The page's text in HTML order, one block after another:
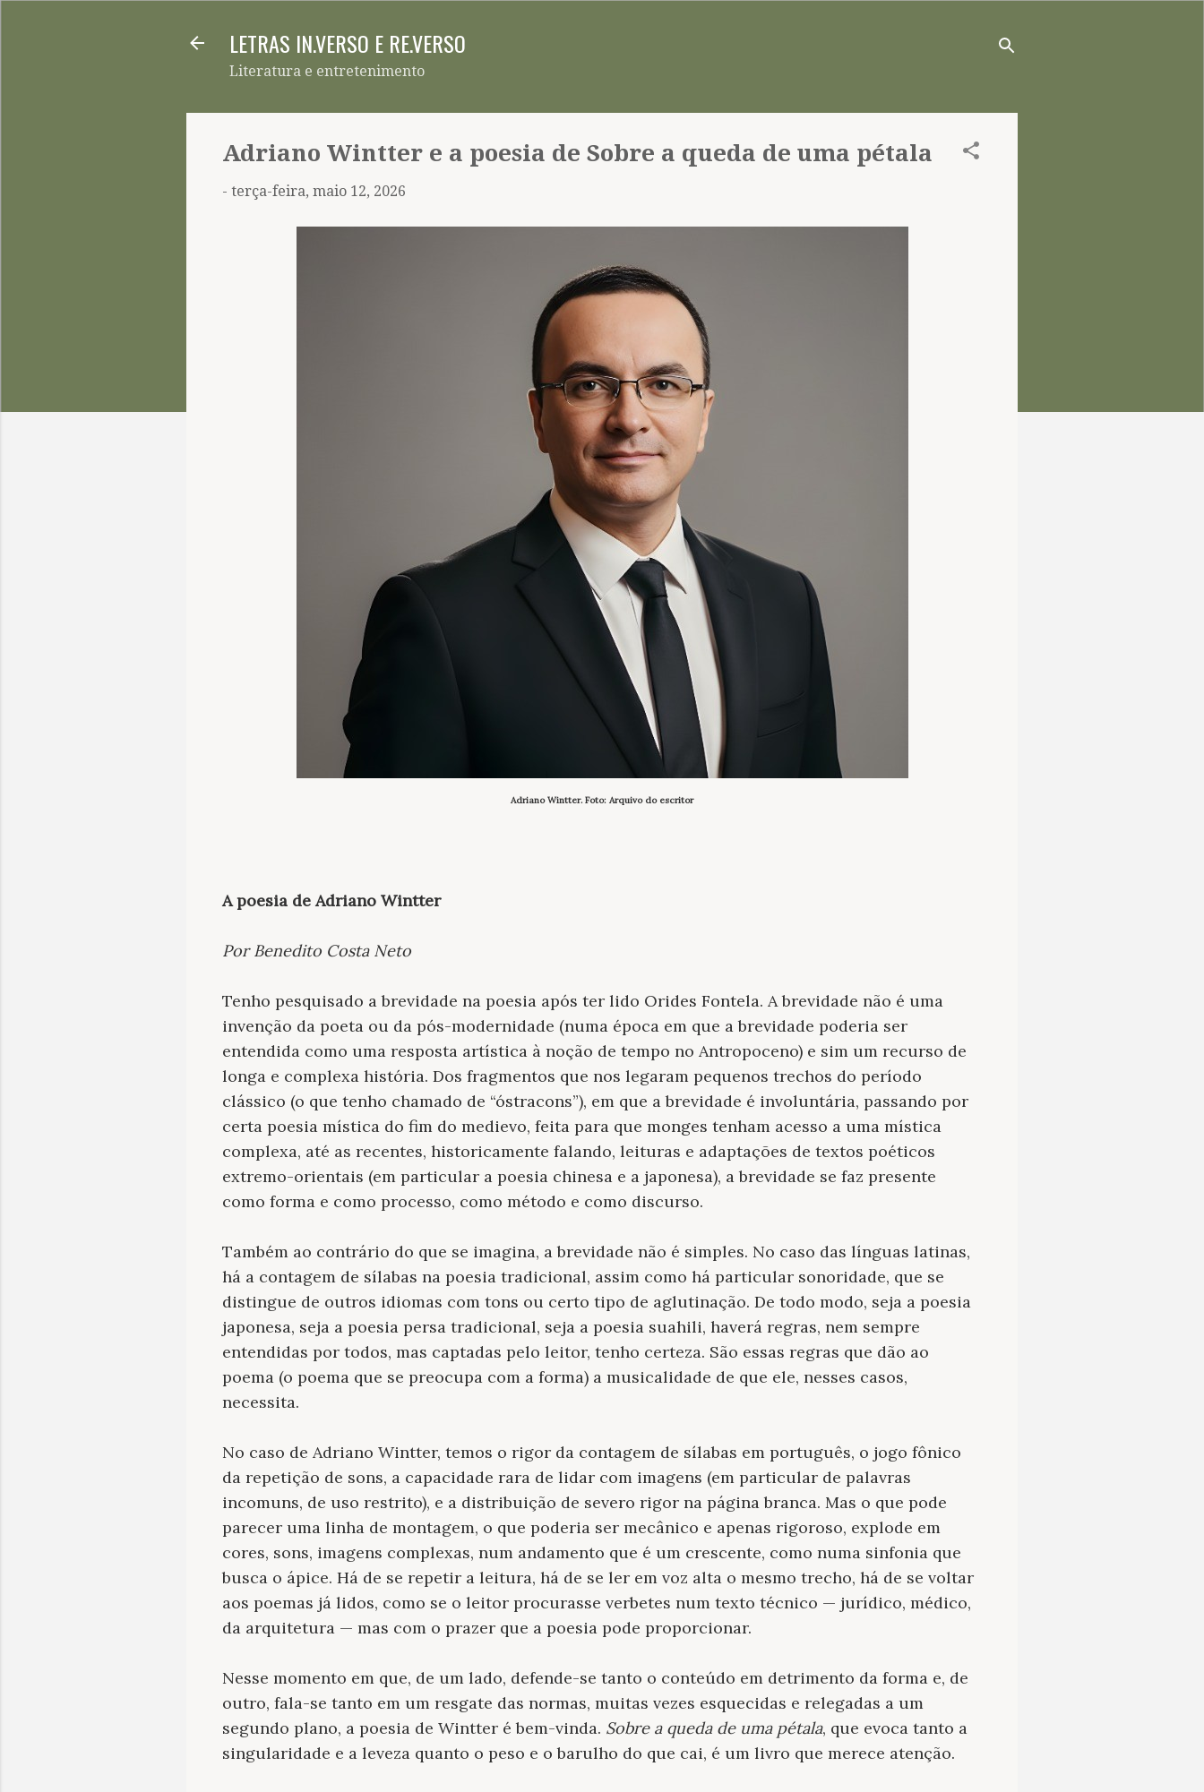
LETRAS IN.VERSO E RE.VERSO
Literatura e entretenimento
Adriano Wintter e a poesia de Sobre a queda de uma pétala
- terça-feira, maio 12, 2026
Adriano Wintter. Foto: Arquivo do escritor
A poesia de Adriano Wintter
Por Benedito Costa Neto
Tenho pesquisado a brevidade na poesia após ter lido Orides Fontela. A brevidade não é uma
invenção da poeta ou da pós-modernidade (numa época em que a brevidade poderia ser
entendida como uma resposta artística à noção de tempo no Antropoceno) e sim um recurso de
longa e complexa história. Dos fragmentos que nos legaram pequenos trechos do período
clássico (o que tenho chamado de “óstracons”), em que a brevidade é involuntária, passando por
certa poesia mística do fim do medievo, feita para que monges tenham acesso a uma mística
complexa, até as recentes, historicamente falando, leituras e adaptações de textos poéticos
extremo-orientais (em particular a poesia chinesa e a japonesa), a brevidade se faz presente
como forma e como processo, como método e como discurso.
Também ao contrário do que se imagina, a brevidade não é simples. No caso das línguas latinas,
há a contagem de sílabas na poesia tradicional, assim como há particular sonoridade, que se
distingue de outros idiomas com tons ou certo tipo de aglutinação. De todo modo, seja a poesia
japonesa, seja a poesia persa tradicional, seja a poesia suahili, haverá regras, nem sempre
entendidas por todos, mas captadas pelo leitor, tenho certeza. São essas regras que dão ao
poema (o poema que se preocupa com a forma) a musicalidade de que ele, nesses casos,
necessita.
No caso de Adriano Wintter, temos o rigor da contagem de sílabas em português, o jogo fônico
da repetição de sons, a capacidade rara de lidar com imagens (em particular de palavras
incomuns, de uso restrito), e a distribuição de severo rigor na página branca. Mas o que pode
parecer uma linha de montagem, o que poderia ser mecânico e apenas rigoroso, explode em
cores, sons, imagens complexas, num andamento que é um crescente, como numa sinfonia que
busca o ápice. Há de se repetir a leitura, há de se ler em voz alta o mesmo trecho, há de se voltar
aos poemas já lidos, como se o leitor procurasse verbetes num texto técnico — jurídico, médico,
da arquitetura — mas com o prazer que a poesia pode proporcionar.
Nesse momento em que, de um lado, defende-se tanto o conteúdo em detrimento da forma e, de
outro, fala-se tanto em um resgate das normas, muitas vezes esquecidas e relegadas a um
segundo plano, a poesia de Wintter é bem-vinda. Sobre a queda de uma pétala, que evoca tanto a
singularidade e a leveza quanto o peso e o barulho do que cai, é um livro que merece atenção.